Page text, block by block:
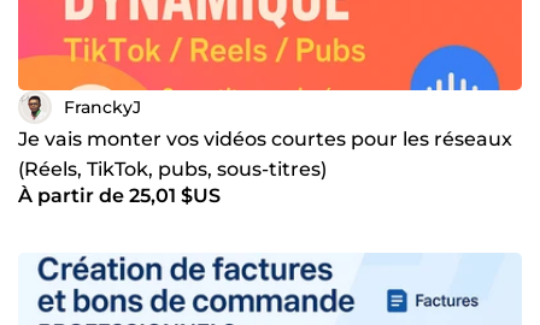
FranckyJ
Je vais monter vos vidéos courtes pour les réseaux
(Réels, TikTok, pubs, sous-titres)
À partir de 25,01 $US